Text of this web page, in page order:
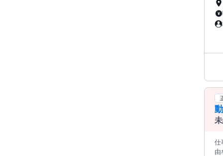
できます◎ ✅面接か
こから
い合わせ対応◎ ※
一次選
お送りいたし
間
日～翌月
仕
由な